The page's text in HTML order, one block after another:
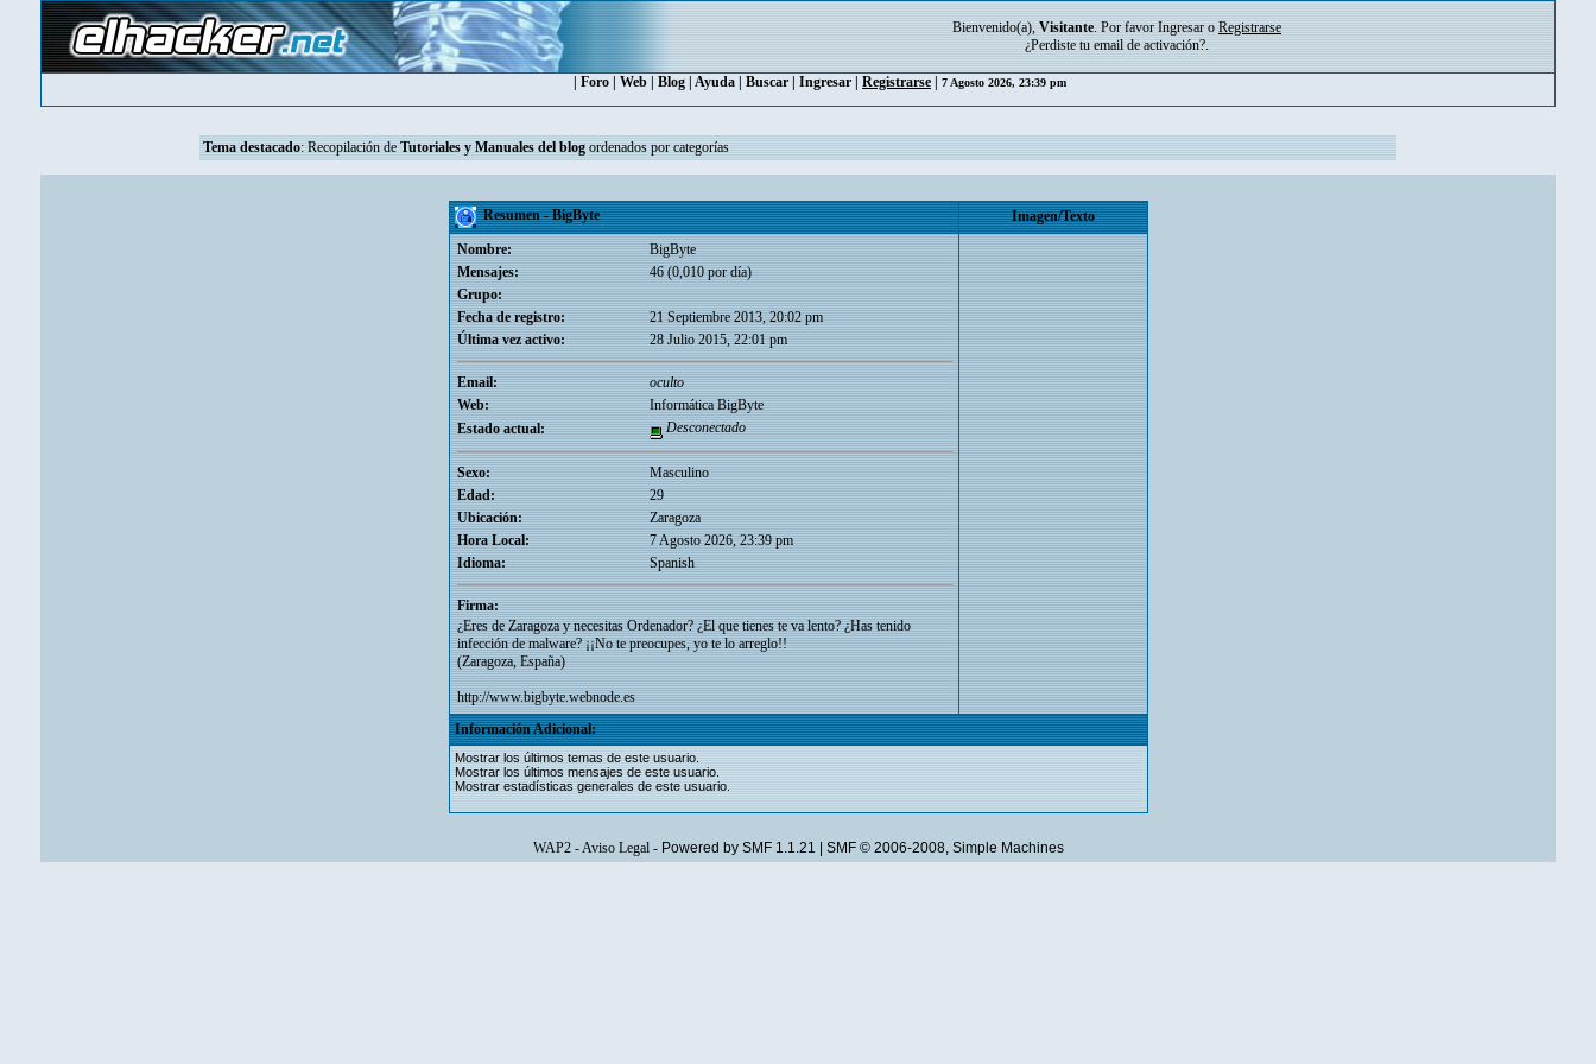
Bienvenido(a), Visitante. Por favor Ingresar o Registrarse
¿Perdiste tu email de activación?.
Foro Web Blog Ayuda Buscar Ingresar Registrarse 7 Agosto 2026, 23:39 pm
Tema destacado: Recopilación de Tutoriales y Manuales del blog ordenados por categorías
Resumen - BigByte
Imagen/Texto
Nombre:
BigByte
Mensajes:
46 (0,010 por día)
Grupo:
Fecha de registro:
21 Septiembre 2013, 20:02 pm
Última vez activo:
28 Julio 2015, 22:01 pm
Email:
oculto
Web:
Informática BigByte
Estado actual:
Desconectado
Sexo:
Masculino
Edad:
29
Ubicación:
Zaragoza
Hora Local:
7 Agosto 2026, 23:39 pm
Idioma:
Spanish
Firma:
¿Eres de Zaragoza y necesitas Ordenador? ¿El que tienes te va lento? ¿Has tenido
infección de malware? ¡¡No te preocupes, yo te lo arreglo!!
(Zaragoza, España)
http://www.bigbyte.webnode.es
Información Adicional:
Mostrar los últimos temas de este usuario.
Mostrar los últimos mensajes de este usuario.
Mostrar estadísticas generales de este usuario.
WAP2-Aviso Legal- Powered by SMF 1.1.21 SMF © 2006-2008, Simple Machines